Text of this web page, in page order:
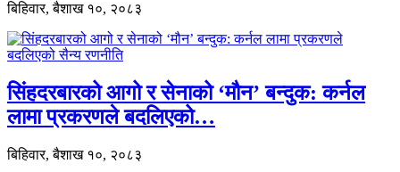
बिहिवार, बैशाख १०, २०८३
सिंहदरबारको आगो र सेनाको ‘मौन’ बन्दुक: कर्नल
लामा प्रकरणले बदलिएको…
बिहिवार, बैशाख १०, २०८३